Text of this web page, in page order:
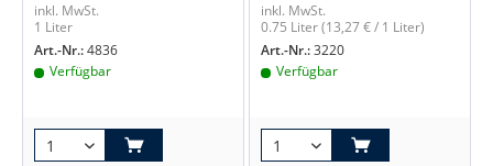
inkl. MwSt.
1 Liter
Art.-Nr.:4836
Verfügbar
inkl. MwSt.
0.75 Liter(13,27 € / 1 Liter)
Art.-Nr.:3220
Verfügbar